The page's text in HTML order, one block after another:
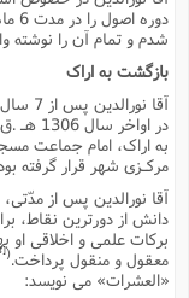
شدم و تمام آن را نوشته
بازگشت به اراک
آقا
در
به اراک، امام جماعت
مرکـزى شهر قرار گرفته
آقا نورالدین پس از
دانش از دورترین نقاط،
برکات علمى و اخلاقى او
معقول و منقول پرداخت.(
[18]
«العشرات» مى نویسد: